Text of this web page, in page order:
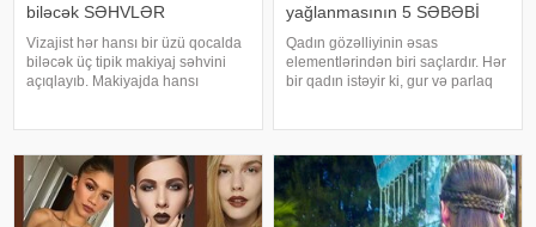
biləcək SƏHVLƏR
Vizajist hər hansı bir üzü qocalda
biləcək üç tipik makiyaj səhvini
açıqlayıb. Makiyajda hansı
"YouTube" izləyicis
yağlanmasının 5 SƏBƏBİ
Qadın gözəlliyinin əsas
elementlərindən biri saçlardır. Hər
bir qadın istəyir ki, gur və parlaq
yumağımıza baxmayara